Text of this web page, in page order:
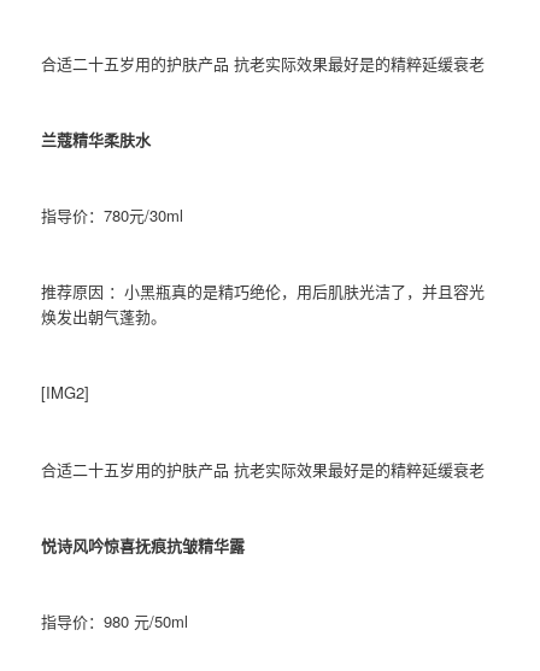
合适二十五岁用的护肤产品 抗老实际效果最好是的精粹延缓衰老
兰蔻精华柔肤水
指导价：780元/30ml
推荐原因 ：小黑瓶真的是精巧绝伦，用后肌肤光洁了，并且容光
焕发出朝气蓬勃。
[IMG2]
合适二十五岁用的护肤产品 抗老实际效果最好是的精粹延缓衰老
悦诗风吟惊喜抚痕抗皱精华露
指导价：980 元/50ml